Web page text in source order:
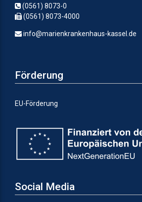
(0561) 8073-0
(0561) 8073-4000
info@marienkrankenhaus-kassel.de
Förderung
EU-Förderung
Social Media